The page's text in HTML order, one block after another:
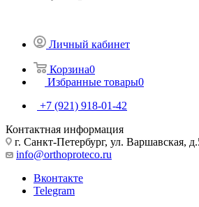
Личный кабинет
Корзина0
Избранные товары0
+7 (921) 918-01-42
Контактная информация
г. Санкт-Петербург, ул. Варшавская,
info@orthoproteco.ru
Вконтакте
Telegram